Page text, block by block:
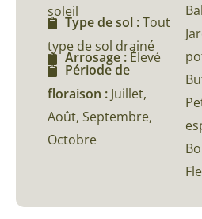
soleil
Type de sol :Tout
type de sol drainé
Arrosage : Élevé
Période de
floraison : Juillet,
Août, Septembre,
Octobre